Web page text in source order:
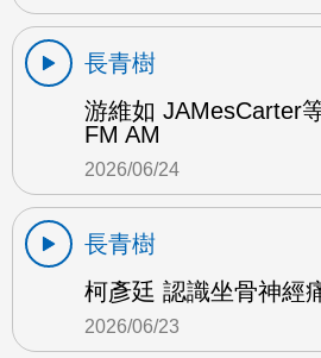
長青樹
游維如 JAMesCarter
FM AM
2026/06/24
長青樹
柯彥廷 認識坐骨神經
2026/06/23